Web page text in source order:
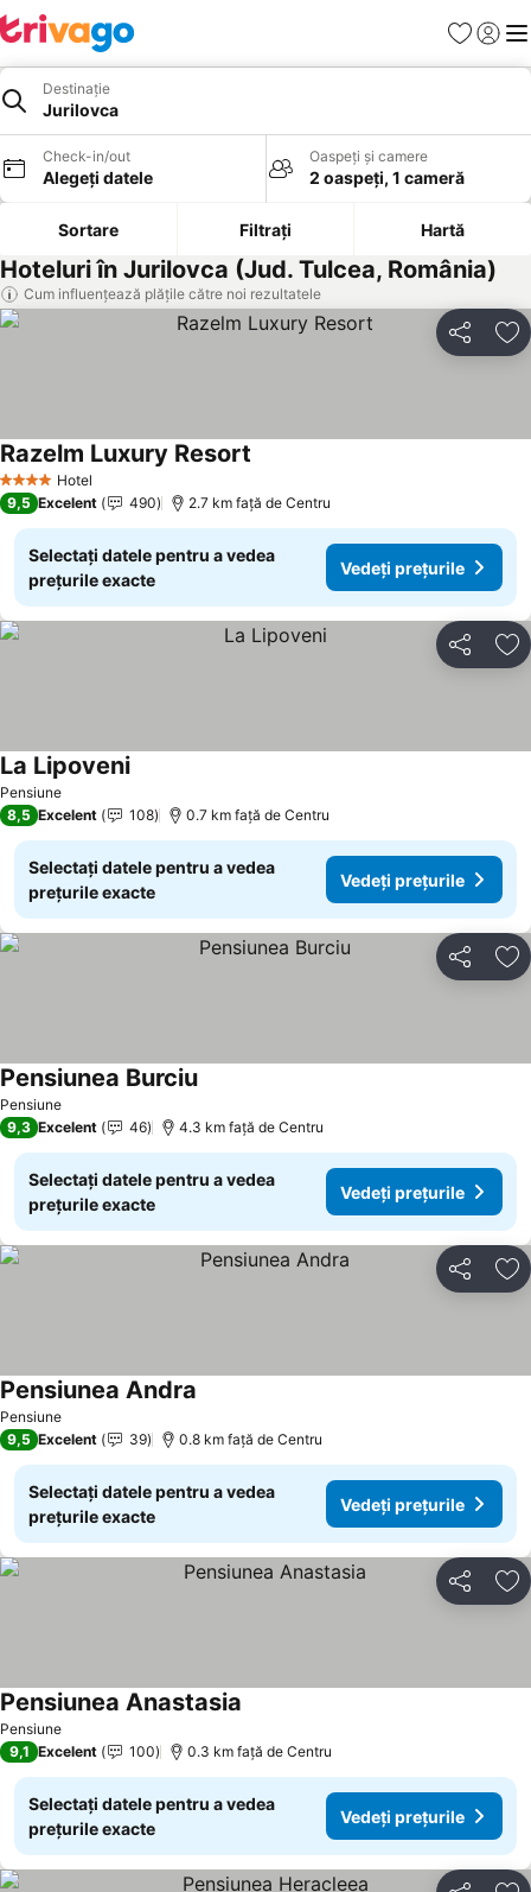
Favorite
Destinație
Jurilovca
Check-in/out
Alegeți datele
Oaspeți și camere
2 oaspeți, 1 cameră
Sortare Filtrați Hartă
Hoteluri în Jurilovca (Jud. Tulcea, România)
Cum influențează plățile către noi rezultatele
Distribuiți
4 Stele Hotel
Razelm Luxury Resort
9,5 Excelent 490 2.7 km faţă de Centru
Selectați datele pentru a vedea
prețurile exacte
Vedeți prețurile
Distribuiți
Pensiune
La Lipoveni
8,5 Excelent 108 0.7 km faţă de Centru
Selectați datele pentru a vedea
prețurile exacte
Vedeți prețurile
Distribuiți
Pensiune
Pensiunea Burciu
9,3 Excelent 46 4.3 km faţă de Centru
Selectați datele pentru a vedea
prețurile exacte
Vedeți prețurile
Distribuiți
Pensiune
Pensiunea Andra
9,5 Excelent 39 0.8 km faţă de Centru
Selectați datele pentru a vedea
prețurile exacte
Vedeți prețurile
Distribuiți
Pensiune
Pensiunea Anastasia
9,1 Excelent 100 0.3 km faţă de Centru
Selectați datele pentru a vedea
prețurile exacte
Vedeți prețurile